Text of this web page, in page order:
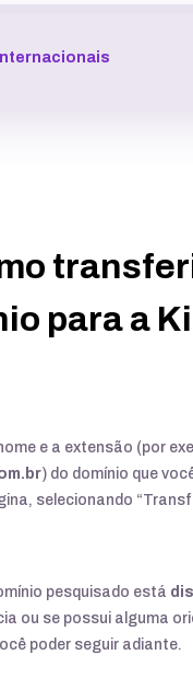
para a
e a extensão (por
) do domínio que
selecionando
pesquisado está
ou se possui alguma
poder seguir adiante.